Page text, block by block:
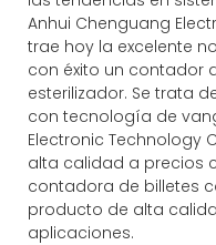
Anhui Chenguang
trae hoy la excelente
con éxito un contador
esterilizador. Se trata
con tecnología de
Electronic Technology
alta calidad a precios
contadora de billetes
producto de alta
aplicaciones.